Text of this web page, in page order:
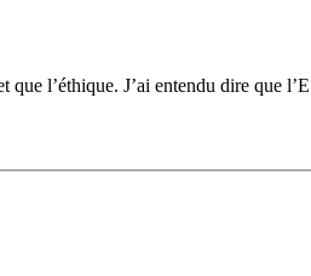
l’éthique. J’ai entendu dire que